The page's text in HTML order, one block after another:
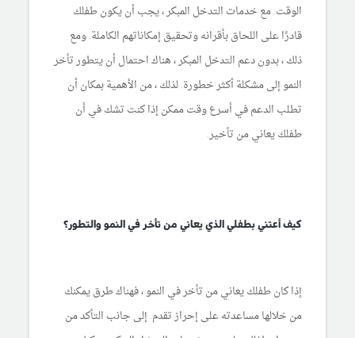
الوقت. مع خدمات التدخل المبكر ، يجب أن يكون طفلك
قادرًا على اللحاق بأقرانه وتحقيق إمكاناتهم الكاملة. ومع
ذلك ، بدون دعم التدخل المبكر ، هناك احتمال أن يتطور تأخر
النمو إلى مشكلة أكثر خطورة. لذلك ، من الأهمية بمكان أن
تطلب الدعم في أسرع وقت ممكن إذا كنت تشك في أن
طفلك يعاني من تأخير.
كيف أعتني بطفلي الذي يعاني من تأخر في النمو والتطور؟
إذا كان طفلك يعاني من تأخر في النمو ، فهناك طرق يمكنك
من خلالها مساعدته على إحراز تقدم. إلى جانب التأكد من